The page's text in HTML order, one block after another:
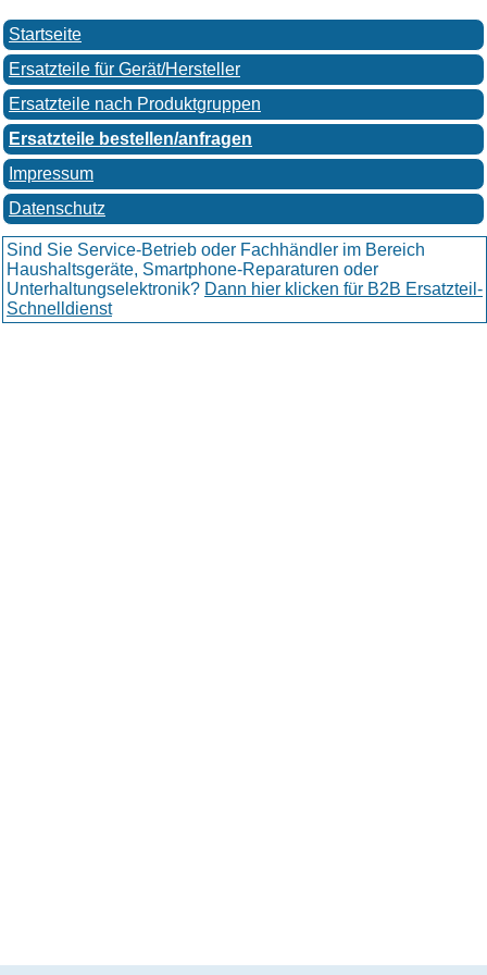
Startseite
Ersatzteile für Gerät/Hersteller
Ersatzteile nach Produktgruppen
Ersatzteile bestellen/anfragen
Impressum
Datenschutz
Sind Sie Service-Betrieb oder Fachhändler im Bereich
Haushaltsgeräte, Smartphone-Reparaturen oder
Unterhaltungselektronik? Dann hier klicken für B2B Ersatzteil-
Schnelldienst